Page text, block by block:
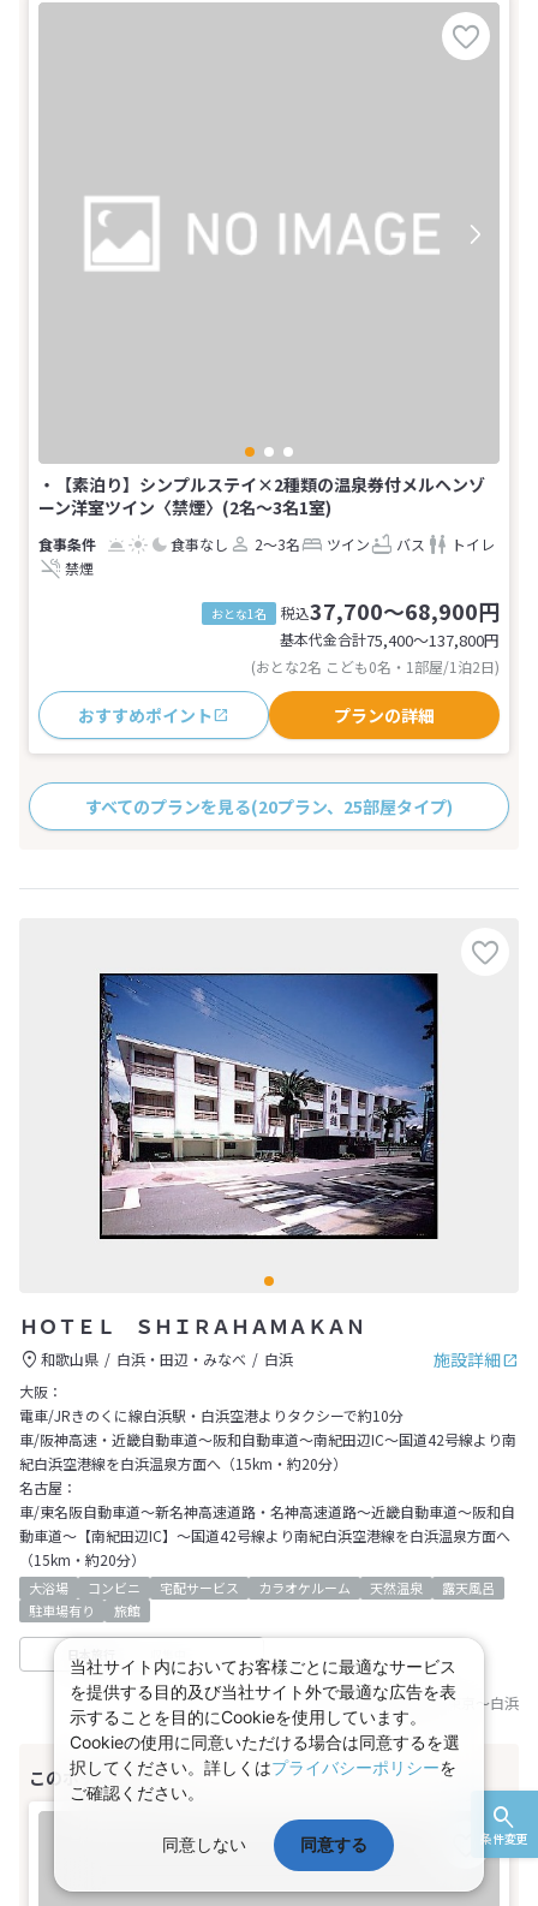
条件変更
・【素泊り】シンプルステイ×2種類の温泉券付メルヘンゾ
ーン洋室ツイン〈禁煙〉(2名～3名1室)
食事なし 2～3名 ツイン バス
トイレ
禁煙
おとな1名 税込37,700～68,900円
基本代金合計75,400〜137,800円
(おとな2名 こども0名・1部屋/1泊2日)
おすすめポイント プランの詳細
すべてのプランを見る(20プラン、25部屋タイプ)
ＨＯＴＥＬ ＳＨＩＲＡＨＡＭＡＫＡＮ
施設詳細
和歌山県 白浜・田辺・みなべ
白浜
大阪：
電車/JRきのくに線白浜駅・白浜空港よりタクシーで約10分
車/阪神高速・近畿自動車道～阪和自動車道～南紀田辺IC～国道42号線より南
紀白浜空港線を白浜温泉方面へ（15km・約20分）
名古屋：
車/東名阪自動車道～新名神高速道路・名神高速道路～近畿自動車道～阪和自
動車道～【南紀田辺IC】～国道42号線より南紀白浜空港線を白浜温泉方面へ
（15km・約20分）
大浴場 コンビニ 宅配サービス カラオケルーム 天然温泉
露天風呂
駐車場有り
旅館
日本旅行
基準JR乗車区間：東京 ～白浜
当社サイト内においてお客様ごとに最適なサービス
を提供する目的及び当社サイト外で最適な広告を表
示することを目的にCookieを使用しています。
Cookieの使用に同意いただける場合は同意するを選
択してください。詳しくはプライバシーポリシーを
ご確認ください。
同意しない 同意する